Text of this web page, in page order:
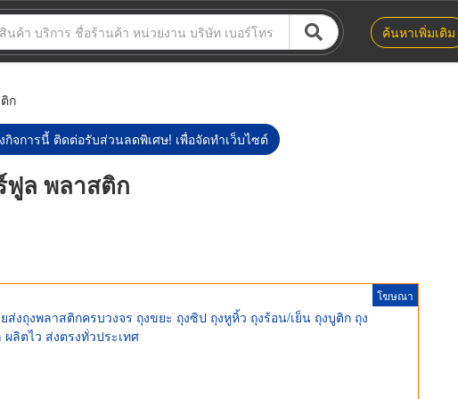
ค้นหาเพิ่มเติม
ก
จการนี้ ติดต่อรับส่วนลดพิเศษ! เพื่อจัดทำเว็บไซต์
ฟูล พลาสติก
โฆษณา
งถุงพลาสติกครบวงจร ถุงขยะ ถุงซิป ถุงหูหิ้ว ถุงร้อน/เย็น ถุงบูติก ถุง
ลิตไว ส่งตรงทั่วประเทศ